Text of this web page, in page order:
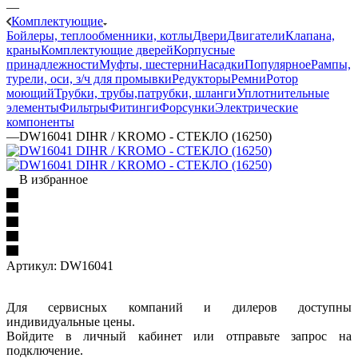
—
Комплектующие
Бойлеры, теплообменники, котлыДвериДвигателиКлапана,
краныКомплектующие дверейКорпусные
принадлежностиМуфты, шестерниНасадкиПопулярноеРампы,
турели, оси, з/ч для промывкиРедукторыРемниРотор
моющийТрубки, трубы,патрубки, шлангиУплотнительные
элементыФильтрыФитингиФорсункиЭлектрические
компоненты
—DW16041 DIHR / KROMO - СТЕКЛО (16250)
В избранное
Артикул: DW16041
Для сервисных компаний и дилеров доступны
индивидуальные цены.
Войдите в личный кабинет или отправьте запрос на
подключение.